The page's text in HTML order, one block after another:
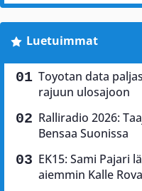
Luetuimmat
Toyotan data
rajuun ulosajoon
Ralliradio 2026:
Bensaa Suonissa
EK15: Sami Pajari
aiemmin Kalle